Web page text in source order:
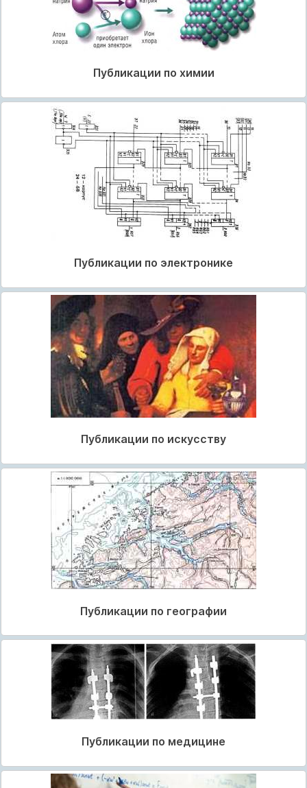
Публикации по химии
Публикации по электронике
Публикации по искусству
Публикации по географии
Публикации по медицине